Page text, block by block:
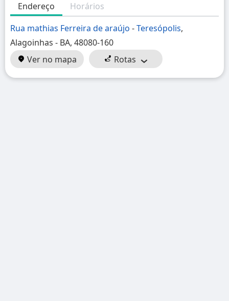
Endereço
Horários
Rua mathias Ferreira de araújo -Teresópolis,
Alagoinhas - BA, 48080-160
Ver no mapa
Rotas